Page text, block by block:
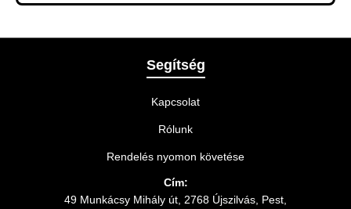
legmegfelelőbb szállítási módot.
Segítség
Kapcsolat
Rólunk
Rendelés nyomon követése
Cím:
49 Munkácsy Mihály út, 2768 Újszilvás, Pest,